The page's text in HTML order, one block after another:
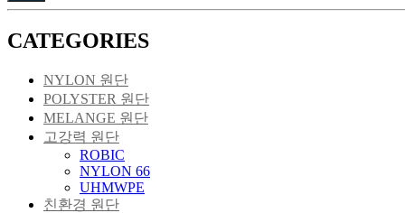
CATEGORIES
NYLON 원단
POLYSTER 원단
MELANGE 원단
고강력 원단
ROBIC
NYLON 66
UHMWPE
친환경 원단